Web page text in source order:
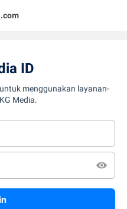
ID
menggunakan layanan-
Media.